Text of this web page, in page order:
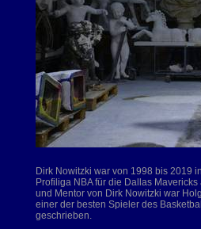
Dirk Nowitzki war von 1998 bis 2019
Profiliga NBA für die Dallas
und Mentor von Dirk Nowitzki war
einer der besten Spieler des
geschrieben.